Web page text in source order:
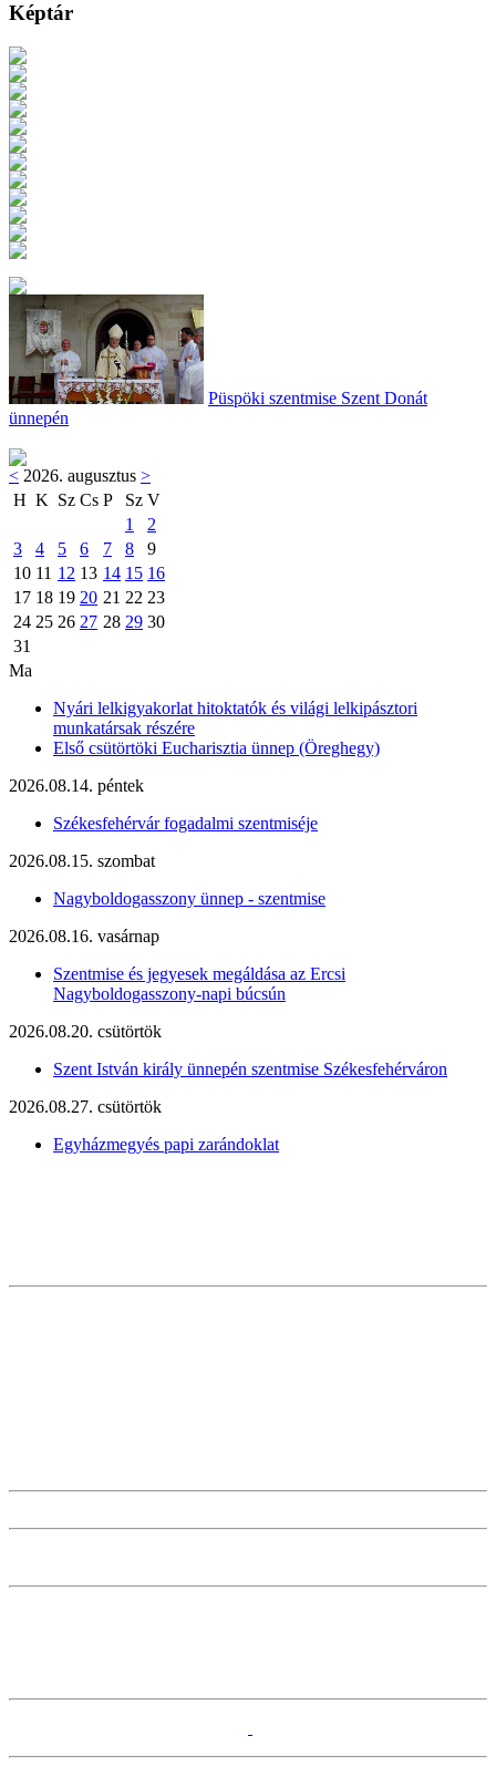
Képtár
Püspöki szentmise Szent Donát
ünnepén
< 2026. augusztus >
H K Sz Cs P Sz V
1
2
3
4 5 6 7 8
9
10 11 12 13 14 15 16
17 18 19 20 21 22 23
24 25 26 27 28 29 30
31
Ma
Nyári lelkigyakorlat hitoktatók és világi lelkipásztori
munkatársak részére
Első csütörtöki Eucharisztia ünnep (Öreghegy)
2026.08.14. péntek
Székesfehérvár fogadalmi szentmiséje
2026.08.15. szombat
Nagyboldogasszony ünnep - szentmise
2026.08.16. vasárnap
Szentmise és jegyesek megáldása az Ercsi
Nagyboldogasszony-napi búcsún
2026.08.20. csütörtök
Szent István király ünnepén szentmise Székesfehérváron
2026.08.27. csütörtök
Egyházmegyés papi zarándoklat